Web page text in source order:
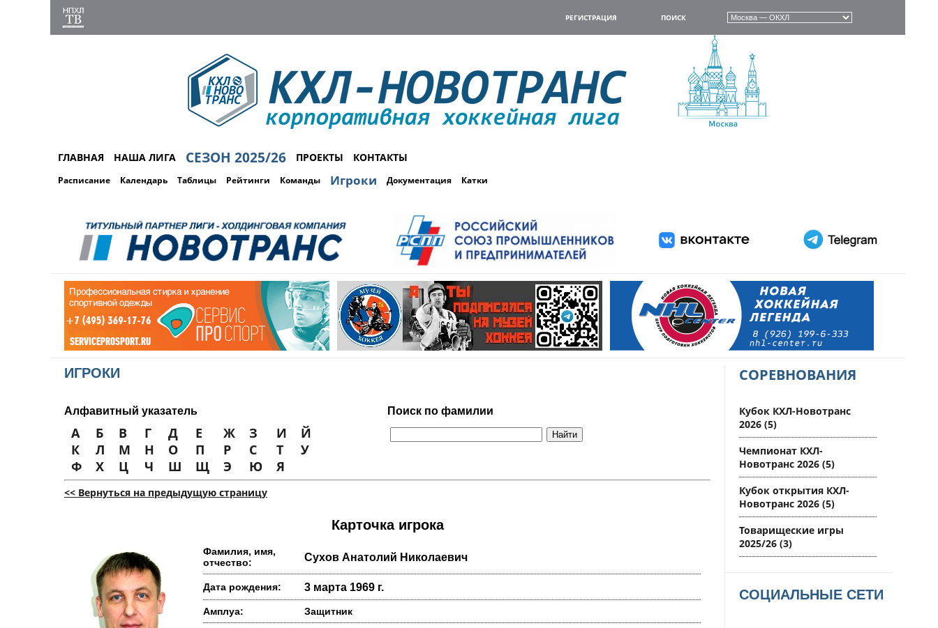
РЕГИСТРАЦИЯ ПОИСК
ГЛАВНАЯ НАША ЛИГА СЕЗОН 2025/26 ПРОЕКТЫ КОНТАКТЫ
Расписание Календарь Таблицы Рейтинги Команды Игроки Документация Катки
ИГРОКИ
Алфавитный указатель Поиск по фамилии
А Б В Г Д Е Ж З И
Й
К
Л М Н О П Р С Т
У
Ф
Х Ц Ч Ш Щ Э Ю Я
<< Вернуться на предыдущую страницу
Карточка игрока
Фамилия, имя,
отчество:
Сухов Анатолий Николаевич
Дата рождения: 3 марта 1969 г.
Амплуа: Защитник
СОРЕВНОВАНИЯ
Кубок КХЛ-Новотранс
2026 (5)
Чемпионат КХЛ-
Новотранс 2026 (5)
Кубок открытия КХЛ-
Новотранс 2026 (5)
Товарищеские игры
2025/26 (3)
СОЦИАЛЬНЫЕ СЕТИ